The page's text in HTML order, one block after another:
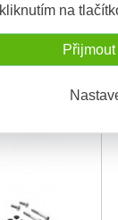
kliknutím na